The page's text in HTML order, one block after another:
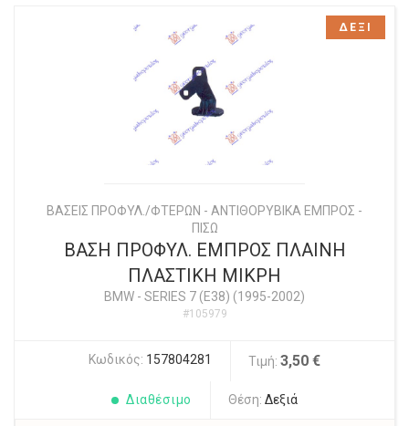
ΒΑΣΕΙΣ ΠΡΟΦΥΛ./ΦΤΕΡΩΝ - ΑΝΤΙΘΟΡΥΒΙΚΑ ΕΜΠΡΟΣ -
ΠΙΣΩ
ΒΑΣΗ ΠΡΟΦΥΛ. ΕΜΠΡΟΣ ΠΛΑΙΝΗ
ΠΛΑΣΤΙΚΗ ΜΙΚΡΗ
BMW - SERIES 7 (E38) (1995-2002)
#105979
Κωδικός: 157804281 Τιμή: 3,50 €
Διαθέσιμο Θέση: Δεξιά
ΔΕΞΙ